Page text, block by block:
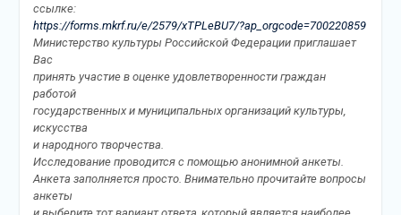
ссылке:
https://forms.mkrf.ru/e/2579/xTPLeBU7/?ap_orgcode=700220859
Министерство культуры Российской Федерации приглашает
Вас
принять участие в оценке удовлетворенности граждан
работой
государственных и муниципальных организаций культуры,
искусства
и народного творчества.
Исследование проводится с помощью анонимной анкеты.
Анкета заполняется просто. Внимательно прочитайте вопросы
анкеты